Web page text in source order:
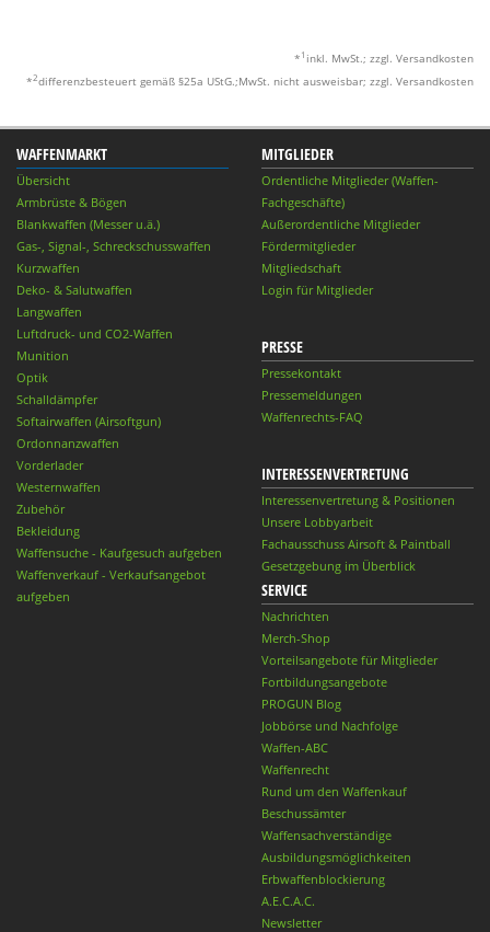
* 1 inkl. MwSt.; zzgl. Versandkosten
*2differenzbesteuert gemäß §25a UStG.;MwSt. nicht ausweisbar; zzgl. Versandkosten
WAFFENMARKT
Übersicht
Armbrüste & Bögen
Blankwaffen (Messer u.ä.)
Gas-, Signal-, Schreckschusswaffen
Kurzwaffen
Deko- & Salutwaffen
Langwaffen
Luftdruck- und CO2-Waffen
Munition
Optik
Schalldämpfer
Softairwaffen (Airsoftgun)
Ordonnanzwaffen
Vorderlader
Westernwaffen
Zubehör
Bekleidung
Waffensuche - Kaufgesuch aufgeben
Waffenverkauf - Verkaufsangebot
aufgeben
MITGLIEDER
Ordentliche Mitglieder (Waffen-
Fachgeschäfte)
Außerordentliche Mitglieder
Fördermitglieder
Mitgliedschaft
Login für Mitglieder
PRESSE
Pressekontakt
Pressemeldungen
Waffenrechts-FAQ
INTERESSENVERTRETUNG
Interessenvertretung & Positionen
Unsere Lobbyarbeit
Fachausschuss Airsoft & Paintball
Gesetzgebung im Überblick
SERVICE
Nachrichten
Merch-Shop
Vorteilsangebote für Mitglieder
Fortbildungsangebote
PROGUN Blog
Jobbörse und Nachfolge
Waffen-ABC
Waffenrecht
Rund um den Waffenkauf
Beschussämter
Waffensachverständige
Ausbildungsmöglichkeiten
Erbwaffenblockierung
A.E.C.A.C.
Newsletter